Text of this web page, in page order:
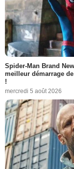
Spider-Man Brand
meilleur démarrage
!
mercredi 5 août 2026